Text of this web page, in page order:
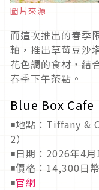
圖片來源
而這次推出的春季
軸，推出草莓豆沙
花色調的食材，結
春季下午茶點。
Blue Box Cafe
◾地點：Tiffany &
2）
◾日期：2026年4
◾價格：14,300日
◾官網